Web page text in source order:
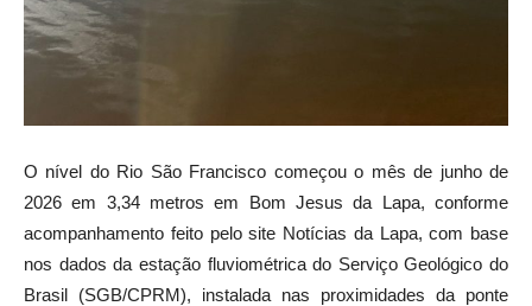
O nível do Rio São Francisco começou o mês de junho de
2026 em 3,34 metros em Bom Jesus da Lapa, conforme
acompanhamento feito pelo site Notícias da Lapa, com base
nos dados da estação fluviométrica do Serviço Geológico do
Brasil (SGB/CPRM), instalada nas proximidades da ponte